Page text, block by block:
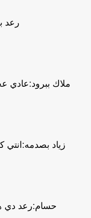
رعد
ملاك ببرود:عادي
زياد بصدمه:انتي
حسام:رعد دي هيا